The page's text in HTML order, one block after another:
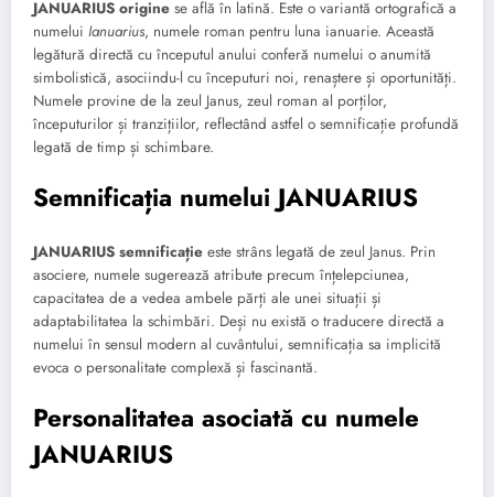
JANUARIUS origine se află în latină. Este o variantă ortografică a
numelui Ianuarius, numele roman pentru luna ianuarie. Această
legătură directă cu începutul anului conferă numelui o anumită
simbolistică, asociindu-l cu începuturi noi, renaștere și oportunități.
Numele provine de la zeul Janus, zeul roman al porților,
începuturilor și tranzițiilor, reflectând astfel o semnificație profundă
legată de timp și schimbare.
Semnificația numelui JANUARIUS
JANUARIUS semnificație este strâns legată de zeul Janus. Prin
asociere, numele sugerează atribute precum înțelepciunea,
capacitatea de a vedea ambele părți ale unei situații și
adaptabilitatea la schimbări. Deși nu există o traducere directă a
numelui în sensul modern al cuvântului, semnificația sa implicită
evoca o personalitate complexă și fascinantă.
Personalitatea asociată cu numele
JANUARIUS